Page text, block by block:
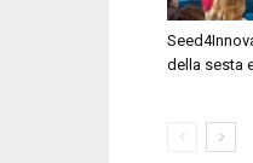
della sesta